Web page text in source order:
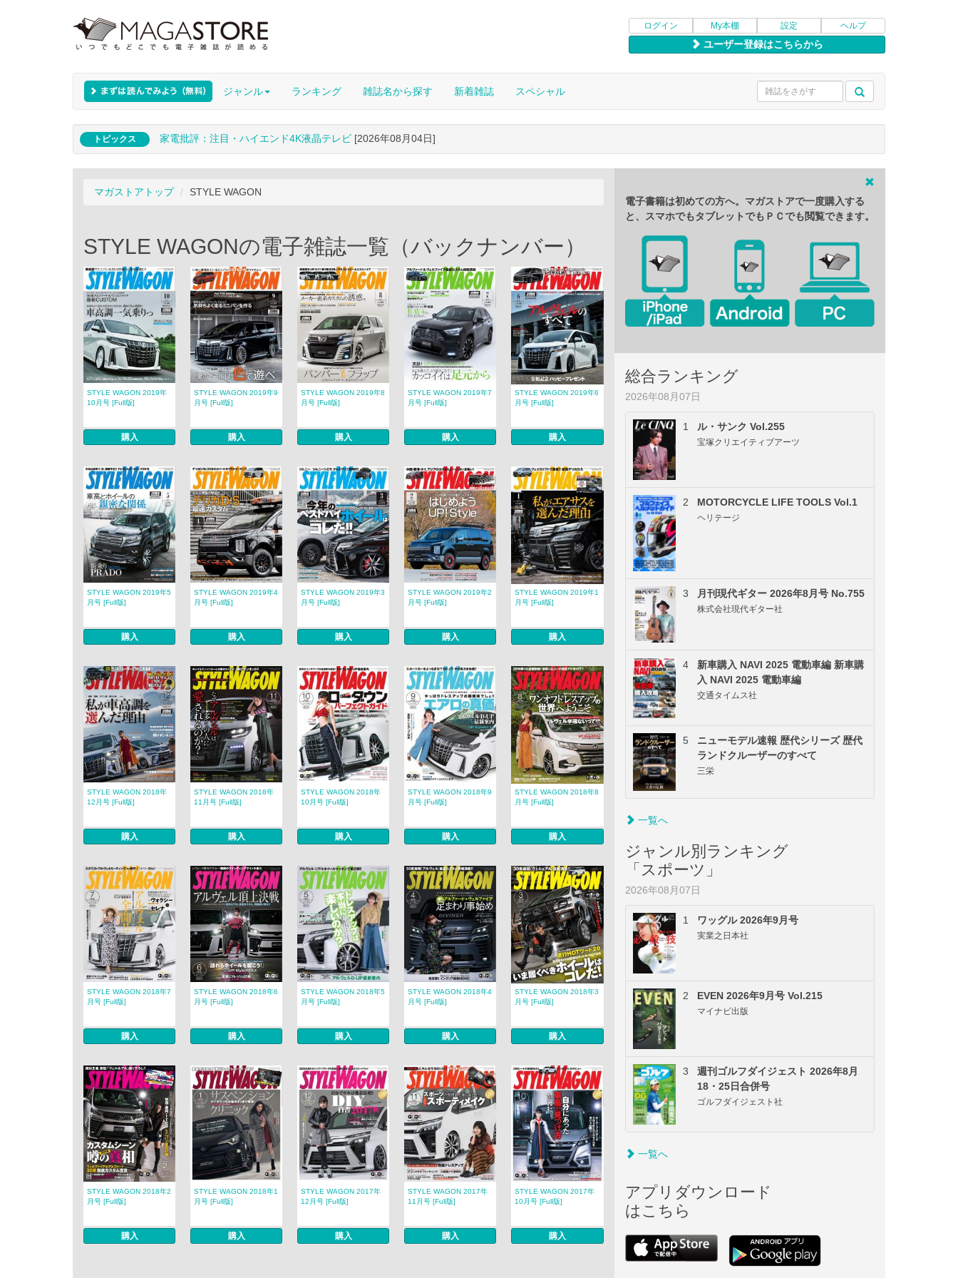
ログイン My本棚 設定 ヘルプ
ユーザー登録はこちらから
ジャンル ランキング 雑誌名から探す 新着雑誌 スペシャル
トピックス 家電批評：注目・ハイエンド4K液晶テレビ [2026年08月04日]
マガストアトップ STYLE WAGON
STYLE WAGONの電子雑誌一覧（バックナンバー）
STYLE WAGON 2019年
10月号 [Full版]
購入
STYLE WAGON 2019年9
月号 [Full版]
購入
STYLE WAGON 2019年8
月号 [Full版]
購入
STYLE WAGON 2019年7
月号 [Full版]
購入
STYLE WAGON 2019年6
月号 [Full版]
購入
STYLE WAGON 2019年5
月号 [Full版]
購入
STYLE WAGON 2019年4
月号 [Full版]
購入
STYLE WAGON 2019年3
月号 [Full版]
購入
STYLE WAGON 2019年2
月号 [Full版]
購入
STYLE WAGON 2019年1
月号 [Full版]
購入
STYLE WAGON 2018年
12月号 [Full版]
購入
STYLE WAGON 2018年
11月号 [Full版]
購入
STYLE WAGON 2018年
10月号 [Full版]
購入
STYLE WAGON 2018年9
月号 [Full版]
購入
STYLE WAGON 2018年8
月号 [Full版]
購入
STYLE WAGON 2018年7
月号 [Full版]
購入
STYLE WAGON 2018年6
月号 [Full版]
購入
STYLE WAGON 2018年5
月号 [Full版]
購入
STYLE WAGON 2018年4
月号 [Full版]
購入
STYLE WAGON 2018年3
月号 [Full版]
購入
STYLE WAGON 2018年2
月号 [Full版]
購入
STYLE WAGON 2018年1
月号 [Full版]
購入
STYLE WAGON 2017年
12月号 [Full版]
購入
STYLE WAGON 2017年
11月号 [Full版]
購入
STYLE WAGON 2017年
10月号 [Full版]
購入
電子書籍は初めての方へ。マガストアで一度購入する
と、スマホでもタブレットでもＰＣでも閲覧できます。
総合ランキング
2026年08月07日
1 ル・サンク Vol.255
宝塚クリエイティブアーツ
2 MOTORCYCLE LIFE TOOLS Vol.1
ヘリテージ
3 月刊現代ギター 2026年8月号 No.755
株式会社現代ギター社
4
新車購入 NAVI 2025 電動車編 新車購
入 NAVI 2025 電動車編
交通タイムス社
5
ニューモデル速報 歴代シリーズ 歴代
ランドクルーザーのすべて
三栄
一覧へ
ジャンル別ランキング
「スポーツ」
2026年08月07日
1 ワッグル 2026年9月号
実業之日本社
2 EVEN 2026年9月号 Vol.215
マイナビ出版
3
週刊ゴルフダイジェスト 2026年8月
18・25日合併号
ゴルフダイジェスト社
一覧へ
アプリダウンロード
はこちら